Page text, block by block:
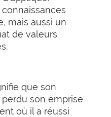
mais aussi un
de valeurs
que son
son emprise
où il a réussi